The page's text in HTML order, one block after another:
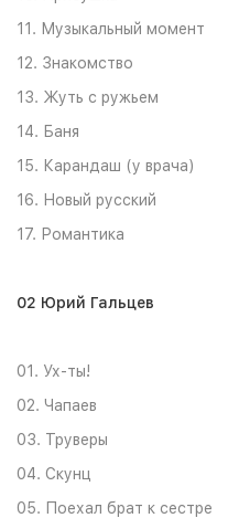
11. Музыкальный момент
12. Знакомство
13. Жуть с ружьем
14. Баня
15. Карандаш (у врача)
16. Новый русский
17. Романтика
02 Юрий Гальцев
01. Ух-ты!
02. Чапаев
03. Труверы
04. Скунц
05. Поехал брат к сестре